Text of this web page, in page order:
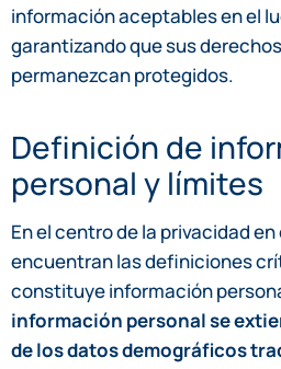
información aceptables en el
garantizando que sus
permanezcan protegidos.
Definición de
personal y límites
En el centro de la privacidad
encuentran las definiciones
constituye información
información personal se
de los datos demográficos